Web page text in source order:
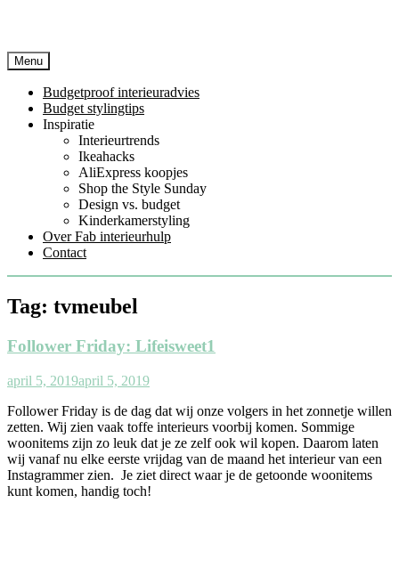
Menu
Budgetproof interieuradvies
Budget stylingtips
Inspiratie
Interieurtrends
Ikeahacks
AliExpress koopjes
Shop the Style Sunday
Design vs. budget
Kinderkamerstyling
Over Fab interieurhulp
Contact
Tag: tvmeubel
Follower Friday: Lifeisweet1
april 5, 2019april 5, 2019
Follower Friday is de dag dat wij onze volgers in het zonnetje willen
zetten. Wij zien vaak toffe interieurs voorbij komen. Sommige
woonitems zijn zo leuk dat je ze zelf ook wil kopen. Daarom laten
wij vanaf nu elke eerste vrijdag van de maand het interieur van een
Instagrammer zien. Je ziet direct waar je de getoonde woonitems
kunt komen, handig toch!